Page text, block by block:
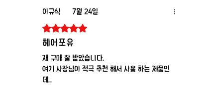
이규식 7월 24일
별점 5점 중 5점을 주었습니다.
헤어포유
재 구매 잘 받았습니다.
여기 사장님이 적극 추천 해서 사용 하는 제품인
데..